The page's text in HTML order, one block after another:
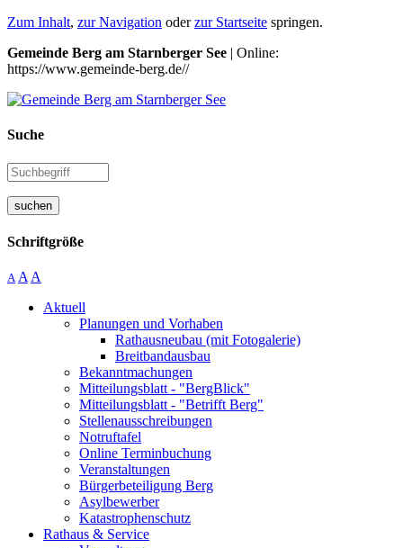
Zum Inhalt, zur Navigation oderzur Startseite springen.
Gemeinde Berg am Starnberger See | Online:
https://www.gemeinde-berg.de//
Suche
suchen
Schriftgröße
A A A
Aktuell
Planungen und Vorhaben
Rathausneubau (mit Fotogalerie)
Breitbandausbau
Bekanntmachungen
Mitteilungsblatt - "BergBlick"
Mitteilungsblatt - "Betrifft Berg"
Stellenausschreibungen
Notruftafel
Online Terminbuchung
Veranstaltungen
Bürgerbeteiligung Berg
Asylbewerber
Katastrophenschutz
Rathaus & Service